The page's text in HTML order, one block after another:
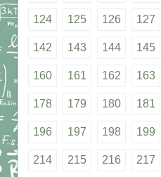
124 125 126 127
142 143 144 145
160 161 162 163
178 179 180 181
196 197 198 199
214 215 216 217